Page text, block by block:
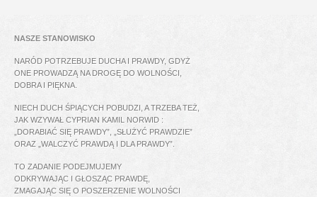
NASZE STANOWISKO
NARÓD POTRZEBUJE DUCHA I PRAWDY, GDYŻ
ONE PROWADZĄ NA DROGĘ DO WOLNOŚCI,
DOBRA I PIĘKNA.
NIECH DUCH ŚPIĄCYCH POBUDZI, A TRZEBA TEŻ,
JAK WZYWAŁ CYPRIAN KAMIL NORWID :
„DORABIAĆ SIĘ PRAWDY”, „SŁUŻYĆ PRAWDZIE”
ORAZ „WALCZYĆ PRAWDĄ I DLA PRAWDY”.
TO ZADANIE PODEJMUJEMY
ODKRYWAJĄC I GŁOSZĄC PRAWDĘ,
ZMAGAJĄC SIĘ O POSZERZENIE WOLNOŚCI